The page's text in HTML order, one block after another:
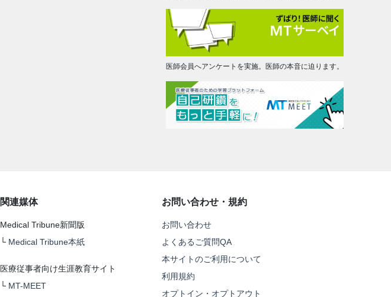
医師会員へアンケートを実施。医師の本音に迫ります。
関連媒体
Medical Tribune新聞版
└ Medical Tribune本紙
医療従事者向け生涯教育サイト
└ MT-MEET
お問い合わせ・規約
お問い合わせ
よくあるご質問QA
本サイトのご利用について
利用規約
オプトイン・オプトアウト